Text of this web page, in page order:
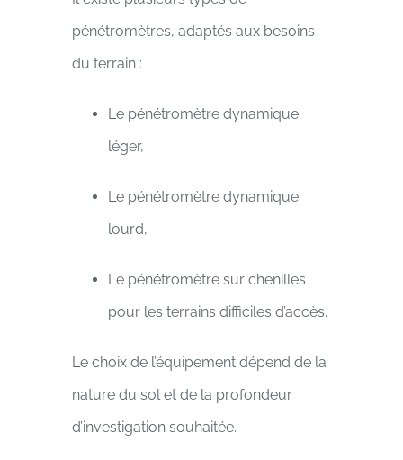
pénétromètres, adaptés aux besoins
du terrain :
Le pénétromètre dynamique
léger,
Le pénétromètre dynamique
lourd,
Le pénétromètre sur chenilles
pour les terrains difficiles d’accès.
Le choix de l’équipement dépend de la
nature du sol et de la profondeur
d’investigation souhaitée.